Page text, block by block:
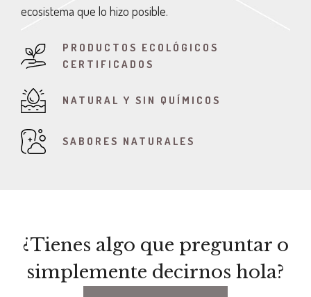
ecosistema que lo hizo posible.
PRODUCTOS ECOLÓGICOS
CERTIFICADOS
NATURAL Y SIN QUÍMICOS
SABORES NATURALES
¿Tienes algo que preguntar o
simplemente decirnos hola?